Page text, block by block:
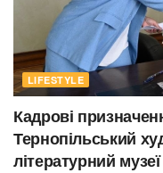
LIFESTYLE
Кадрові
Тернопільський
літературний